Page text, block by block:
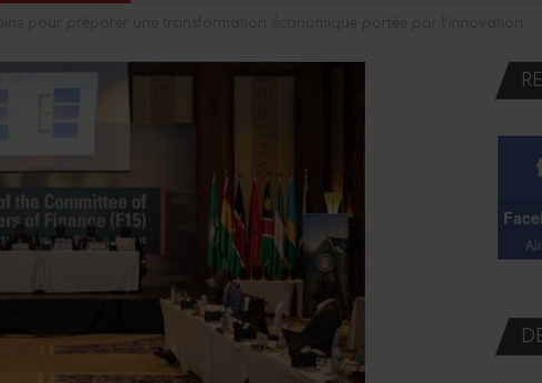
pour préparer une transformation économique portée par l’innovation